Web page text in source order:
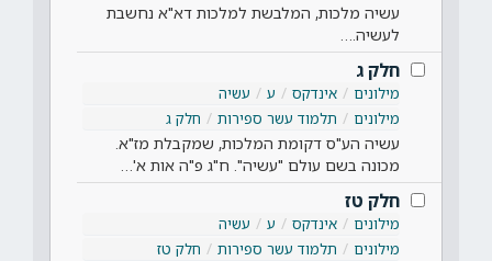
עשיה מלכות, המלבשת למלכות דא"א נחשבת
לעשיה.…
חלק ג
מילונים אינדקס ע
עשיה
מילונים
תלמוד עשר ספירות חלק ג
עשיה הע"ס דקומת המלכות, שמקבלת מז"א.
מכונה בשם עולם "עשיה". ח"ג פ"ה אות א'…
חלק טז
מילונים אינדקס ע
עשיה
מילונים
תלמוד עשר ספירות חלק טז